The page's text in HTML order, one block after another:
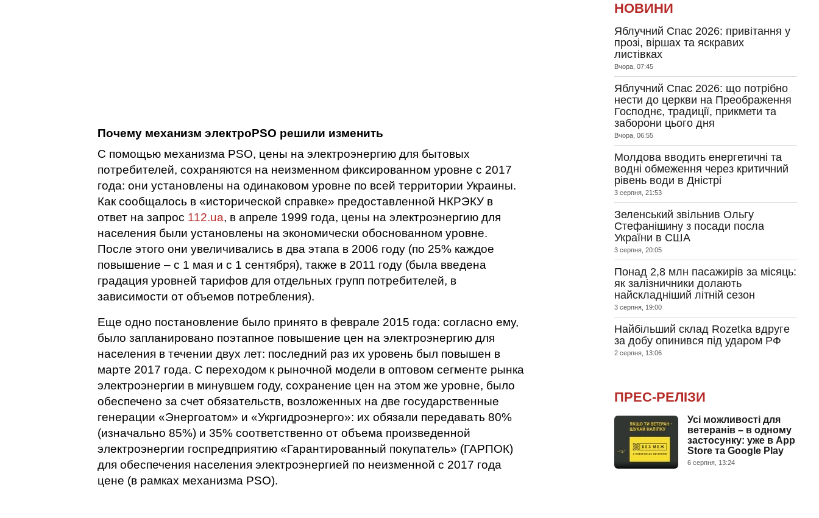
Почему механизм электроPSO решили изменить
С помощью механизма PSO, цены на электроэнергию для бытовых
потребителей, сохраняются на неизменном фиксированном уровне с 2017
года: они установлены на одинаковом уровне по всей территории Украины.
Как сообщалось в «исторической справке» предоставленной НКРЭКУ в
ответ на запрос 112.ua, в апреле 1999 года, цены на электроэнергию для
населения были установлены на экономически обоснованном уровне.
После этого они увеличивались в два этапа в 2006 году (по 25% каждое
повышение – с 1 мая и с 1 сентября), также в 2011 году (была введена
градация уровней тарифов для отдельных групп потребителей, в
зависимости от объемов потребления).
Еще одно постановление было принято в феврале 2015 года: согласно ему,
было запланировано поэтапное повышение цен на электроэнергию для
населения в течении двух лет: последний раз их уровень был повышен в
марте 2017 года. С переходом к рыночной модели в оптовом сегменте рынка
электроэнергии в минувшем году, сохранение цен на этом же уровне, было
обеспечено за счет обязательств, возложенных на две государственные
генерации «Энергоатом» и «Укргидроэнерго»: их обязали передавать 80%
(изначально 85%) и 35% соответственно от объема произведенной
электроэнергии госпредприятию «Гарантированный покупатель» (ГАРПОК)
для обеспечения населения электроэнергией по неизменной с 2017 года
цене (в рамках механизма PSO).
НОВИНИ
Яблучний Спас 2026: привітання у
прозі, віршах та яскравих
листівках
Вчора, 07:45
Яблучний Спас 2026: що потрібно
нести до церкви на Преображення
Господнє, традиції, прикмети та
заборони цього дня
Вчора, 06:55
Молдова вводить енергетичні та
водні обмеження через критичний
рівень води в Дністрі
3 серпня, 21:53
Зеленський звільнив Ольгу
Стефанішину з посади посла
України в США
3 серпня, 20:05
Понад 2,8 млн пасажирів за місяць:
як залізничники долають
найскладніший літній сезон
3 серпня, 19:00
Найбільший склад Rozetka вдруге
за добу опинився під ударом РФ
2 серпня, 13:06
ПРЕС-РЕЛІЗИ
Усі можливості для
ветеранів – в одному
застосунку: уже в App
Store та Google Play
6 серпня, 13:24